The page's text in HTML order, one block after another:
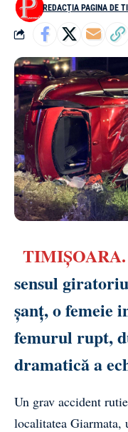
REDACȚIA PAGINA DE
TIMIȘOARA.
sensul
șanț, o femeie
femurul rupt,
dramatică a
Un grav accident
localitatea Giarmata,